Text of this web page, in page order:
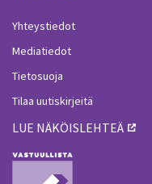
Yhteystiedot
Mediatiedot
Tietosuoja
Tilaa uutiskirjeitä
LUE NÄKÖISLEHTEÄ